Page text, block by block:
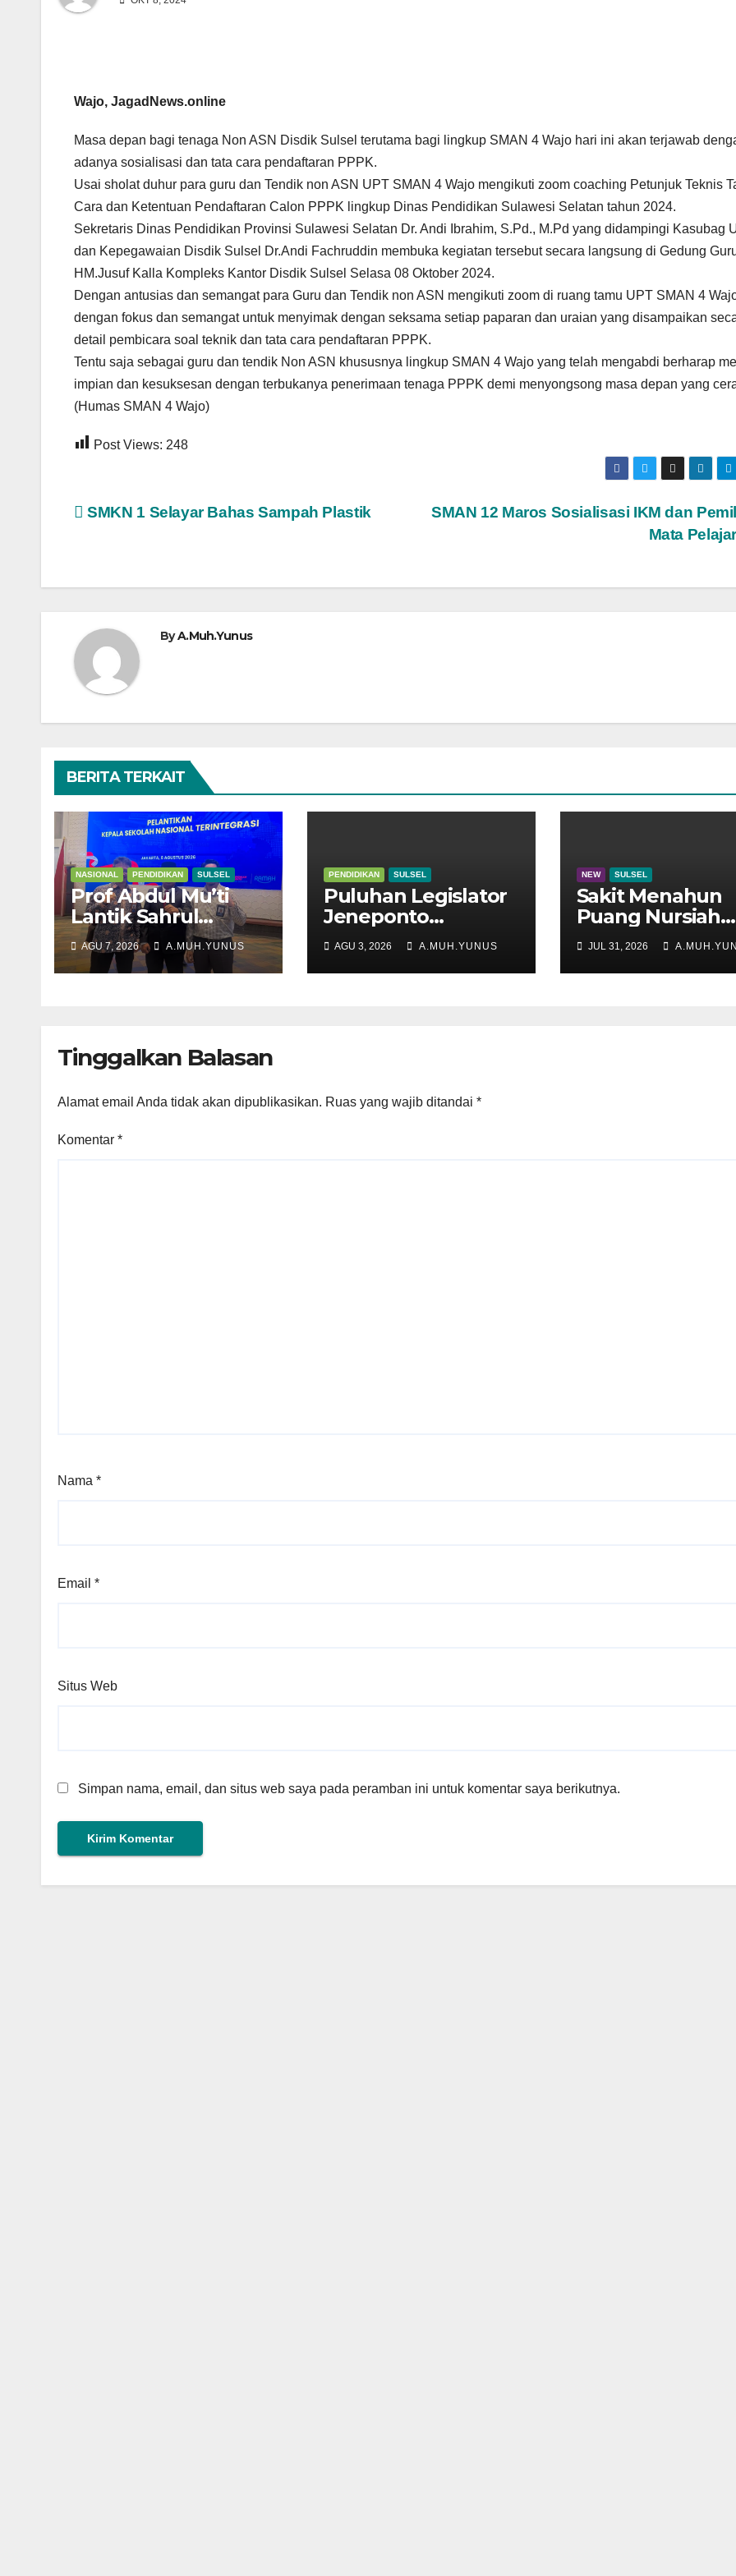
Wajo, JagadNews.online
Masa depan bagi tenaga Non ASN Disdik Sulsel terutama bagi lingkup SMAN 4 Wajo hari ini akan terjawab
adanya sosialisasi dan tata cara pendaftaran PPPK.
Usai sholat duhur para guru dan Tendik non ASN UPT SMAN 4 Wajo mengikuti zoom coaching Petunjuk Teknis
Cara dan Ketentuan Pendaftaran Calon PPPK lingkup Dinas Pendidikan Sulawesi Selatan tahun 2024.
Sekretaris Dinas Pendidikan Provinsi Sulawesi Selatan Dr. Andi Ibrahim, S.Pd., M.Pd yang didampingi Kasubag
dan Kepegawaian Disdik Sulsel Dr.Andi Fachruddin membuka kegiatan tersebut secara langsung di Gedung
HM.Jusuf Kalla Kompleks Kantor Disdik Sulsel Selasa 08 Oktober 2024.
Dengan antusias dan semangat para Guru dan Tendik non ASN mengikuti zoom di ruang tamu UPT SMAN 4
dengan fokus dan semangat untuk menyimak dengan seksama setiap paparan dan uraian yang disampaikan
detail pembicara soal teknik dan tata cara pendaftaran PPPK.
Tentu saja sebagai guru dan tendik Non ASN khususnya lingkup SMAN 4 Wajo yang telah mengabdi berharap
impian dan kesuksesan dengan terbukanya penerimaan tenaga PPPK demi menyongsong masa depan yang
(Humas SMAN 4 Wajo)
Post Views: 248
Navigasi
SMAN 12 Maros Sosialisasi IKM dan
Mata
SMKN 1 Selayar Bahas Sampah Plastik
ByA.Muh.Yunus
BERITA TERKAIT
NASIONAL PENDIDIKAN SULSEL
Prof Abdul Mu’ti
Lantik Sahrul
Kepala SNT 9 Gowa
AGU 7, 2026 A.MUH.YUNUS
PENDIDIKAN SULSEL
Puluhan Legislator
Jeneponto
Mengadu di Disdik
Sulsel
AGU 3, 2026 A.MUH.YUNUS
NEW SULSEL
Sakit Menahun
Puang Nursiah
Hembuskan
Terakhir
JUL 31, 2026
Tinggalkan Balasan
Alamat email Anda tidak akan dipublikasikan. Ruas yang wajib ditandai *
Komentar *
Nama *
Email *
Situs Web
Simpan nama, email, dan situs web saya pada peramban ini untuk komentar saya berikutnya.